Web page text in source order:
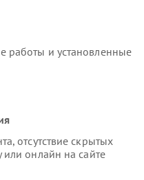
работы и установленные
отсутствие скрытых
или онлайн на сайте